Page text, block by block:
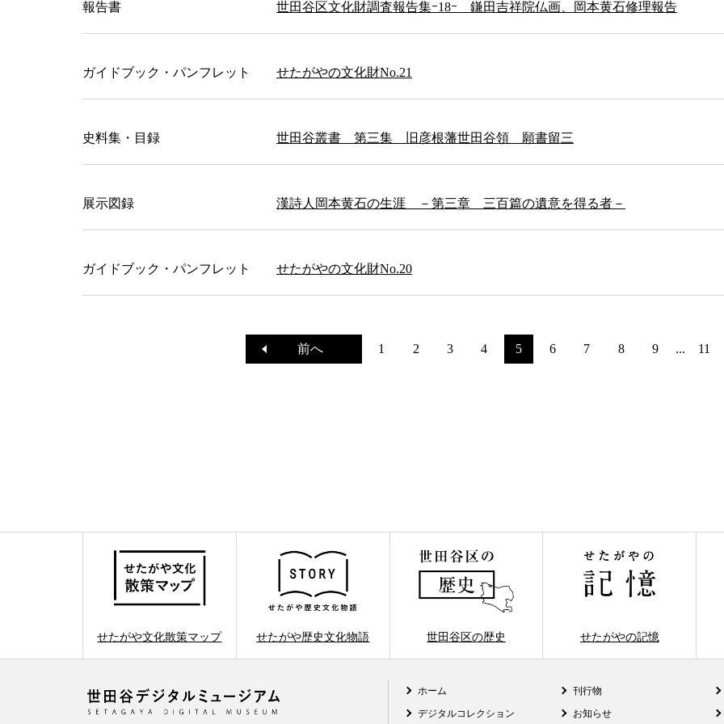
報告書 世田谷区文化財調査報告集ｰ18ｰ 鎌田吉祥院仏画、岡本黄石修理報告
ガイドブック・パンフレット せたがやの文化財No.21
史料集・目録 世田谷叢書 第三集 旧彦根藩世田谷領 願書留三
展示図録 漢詩人岡本黄石の生涯 －第三章 三百篇の遺意を得る者－
ガイドブック・パンフレット せたがやの文化財No.20
前へ 1 2 3 4 5 6 7 8 9 ... 11
せたがや文化散策マップ せたがや歴史文化物語 世田谷区の歴史 せたがやの記憶
ホーム
デジタルコレクション
刊行物
お知らせ